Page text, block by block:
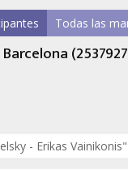
Todas las